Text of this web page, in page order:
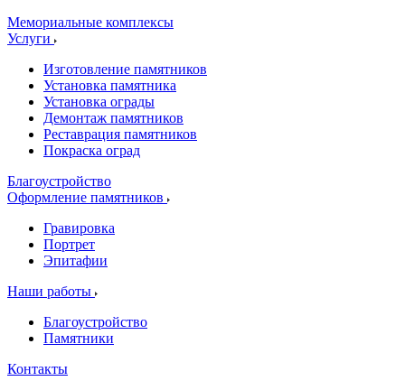
Мемориальные комплексы
Услуги
Изготовление памятников
Установка памятника
Установка ограды
Демонтаж памятников
Реставрация памятников
Покраска оград
Благоустройство
Оформление памятников
Гравировка
Портрет
Эпитафии
Наши работы
Благоустройство
Памятники
Контакты